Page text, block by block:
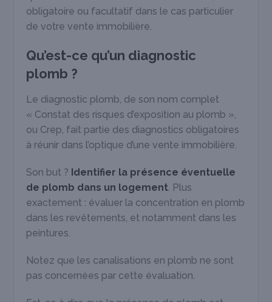
obligatoire ou facultatif dans le cas particulier
de votre vente immobilière.
Qu’est-ce qu’un diagnostic
plomb ?
Le diagnostic plomb, de son nom complet
« Constat des risques d’exposition au plomb »,
ou Crep, fait partie des diagnostics obligatoires
à réunir dans l’optique d’une vente immobilière.
Son but ? Identifier la présence éventuelle
de plomb dans un logement. Plus
exactement : évaluer la concentration en plomb
dans les revêtements, et notamment dans les
peintures.
Notez que les canalisations en plomb ne sont
pas concernées par cette évaluation.